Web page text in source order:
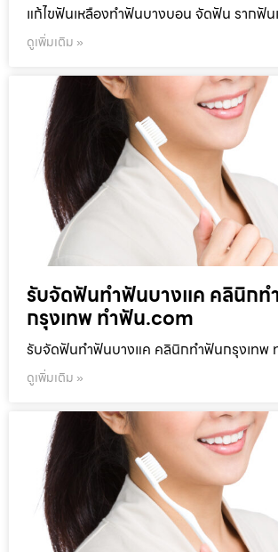
แก้ไขฟันเหลืองทำฟันบางบอน จัดฟัน รากฟันเ
ดูเพิ่มเติม »
รับจัดฟันทำฟันบางแค คลินิกท
กรุงเทพ ทำฟัน.com
รับจัดฟันทำฟันบางแค คลินิกทำฟันกรุงเทพ
ดูเพิ่มเติม »